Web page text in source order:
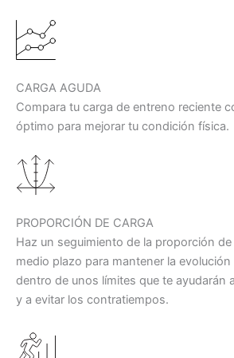
CARGA AGUDA
Compara tu carga de entreno reciente
óptimo para mejorar tu condición física.
PROPORCIÓN DE CARGA
Haz un seguimiento de la proporción
medio plazo para mantener la
dentro de unos límites que te ayudarán
y a evitar los contratiempos.